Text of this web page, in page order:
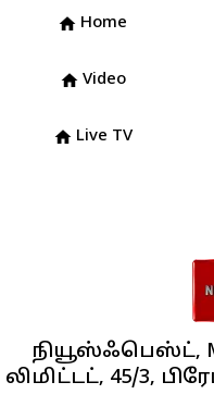
நியூஸ்ஃபெஸ்ட்,
லிமிட்டட், 45/3,
home Home
home Video
home Live TV